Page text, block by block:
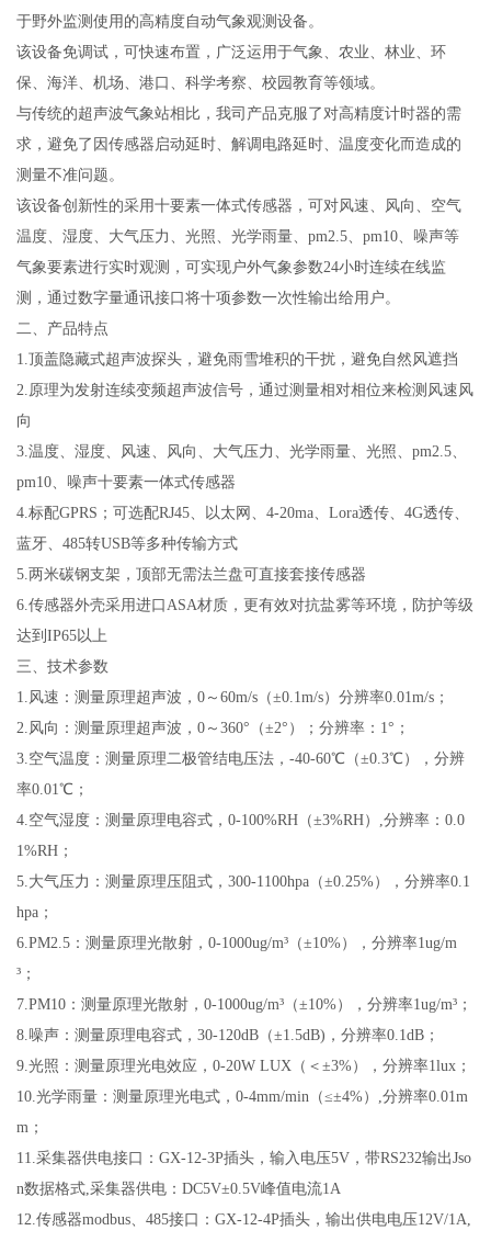
于野外监测使用的高精度自动气象观测设备。
该设备免调试，可快速布置，广泛运用于气象、农业、林业、环
保、海洋、机场、港口、科学考察、校园教育等领域。
与传统的超声波气象站相比，我司产品克服了对高精度计时器的需
求，避免了因传感器启动延时、解调电路延时、温度变化而造成的
测量不准问题。
该设备创新性的采用十要素一体式传感器，可对风速、风向、空气
温度、湿度、大气压力、光照、光学雨量、pm2.5 、pm10 、噪声等
气象要素进行实时观测，可实现户外气象参数24小时连续在线监
测，通过数字量通讯接口将十项参数一次性输出给用户。
二、产品特点
1.顶盖隐藏式超声波探头，避免雨雪堆积的干扰，避免自然风遮挡
2. 原理为发射连续变频超声波信号，通过测量相对相位来检测风速风
向
3.温度、湿度、风速、风向、大气压力、光学雨量、光照、pm2.5
pm10 、噪声十要素一体式传感器
4.标配GPRS；可选配RJ45、以太网、4-20ma、Lora透传、4G透传、
蓝牙、485转USB等多种传输方式
5.两米碳钢支架，顶部无需法兰盘可直接套接传感器
6.传感器外壳采用进口 ASA材质，更有效对抗盐雾等环境，防护等级
达到IP65以上
三、技术参数
1. 风速：测量原理超声波，0 ～60m/s （±0.1m/s）分辨率0.01m/s ；
2. 风向：测量原理超声波，0 ～360°（±2°）；分辨率： 1°；
3. 空气温度：测量原理二极管结电压法，-40-60℃（±0.3℃），分辨
率0.01℃；
4. 空气湿度：测量原理电容式，0-100%RH （±3%RH） ,分辨率：0.0
1%RH ；
5. 大气压力：测量原理压阻式，300-1100hpa （±0.25%），分辨率0.1
hpa ；
6.PM2.5 ：测量原理光散射，0-1000ug/m³（±10%），分辨率1ug/m
³；
7.PM10 ：测量原理光散射，0-1000ug/m³（±10%），分辨率1ug/m³；
8. 噪声：测量原理电容式，30-120dB （±1.5dB) ，分辨率0.1dB ；
9.光照：测量原理光电效应，0-20W LUX （＜±3%），分辨率1lux ；
10.光学雨量：测量原理光电式，0-4mm/min （≤±4%） ,分辨率0.01m
m ；
11.采集器供电接口：GX-12-3P插头，输入电压5V ，带RS232输出Jso
n数据格式 ,采集器供电：DC5V±0.5V峰值电流1A
12.传感器modbus 、485接口：GX-12-4P插头，输出供电电压12V/1A,